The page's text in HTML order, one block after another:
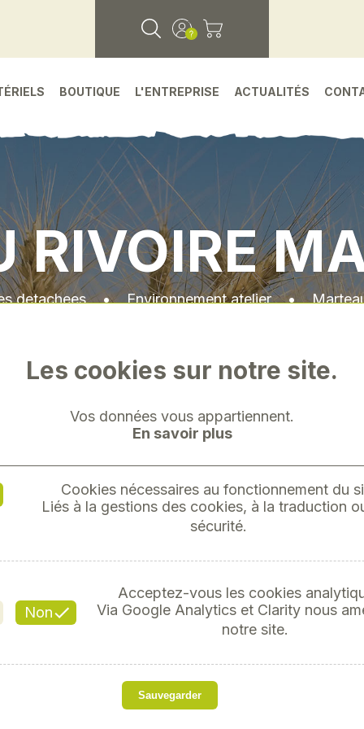
BOUTIQUE L'ENTREPRISE ACTUALITÉS
RIVOIRE
detachees•Environnement atelier•
Manche tri-matières
Les cookies sur notre site.
Vos données vous appartiennent.
En savoir plus
Cookies nécessaires au fonctionnement du
Liés à la gestions des cookies, à la traduction
sécurité.
Non
Acceptez-vous les cookies
Via Google Analytics et Clarity nous
notre site.
Sauvegarder